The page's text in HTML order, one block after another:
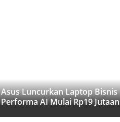
Asus Luncurkan Laptop Bisnis
Performa AI Mulai Rp19 Jutaan